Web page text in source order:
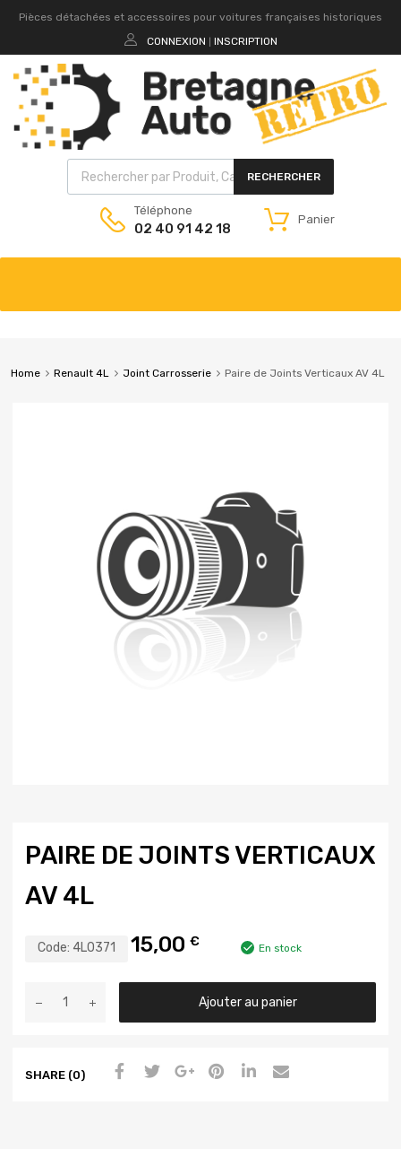
Pièces détachées et accessoires pour voitures françaises historiques
CONNEXION
INSCRIPTION
RECHERCHER
Téléphone
02 40 91 42 18
Panier
Home Renault 4L Joint Carrosserie Paire de Joints Verticaux AV 4L
PAIRE DE JOINTS VERTICAUX
AV 4L
Code: 4L0371 15,00 € En stock
Ajouter au panier
SHARE (0)